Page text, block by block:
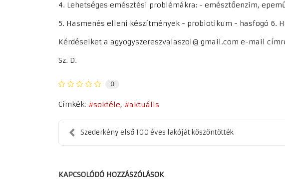
4. Lehetséges emésztési problémákra: - emésztőenzim,
5. Hasmenés elleni készítmények - probiotikum - hasfogó 6.
Kérdéseiket a agyogyszereszvalaszol@ gmail.com e-mail
Sz. D.
0
Címkék: sokféle aktuális
Szederkény első 100 éves lakóját köszöntötték
KAPCSOLÓDÓ HOZZÁSZÓLÁSOK